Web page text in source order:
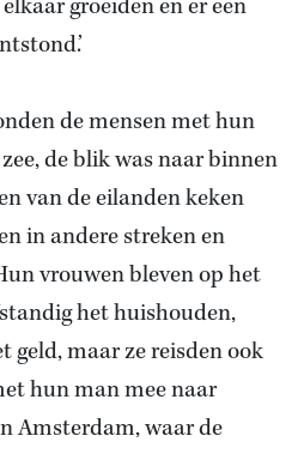
groeiden en er een
de mensen met hun
de blik was naar binnen
van de eilanden keken
in andere streken en
vrouwen bleven op het
het huishouden,
geld, maar ze reisden ook
hun man mee naar
Amsterdam, waar de